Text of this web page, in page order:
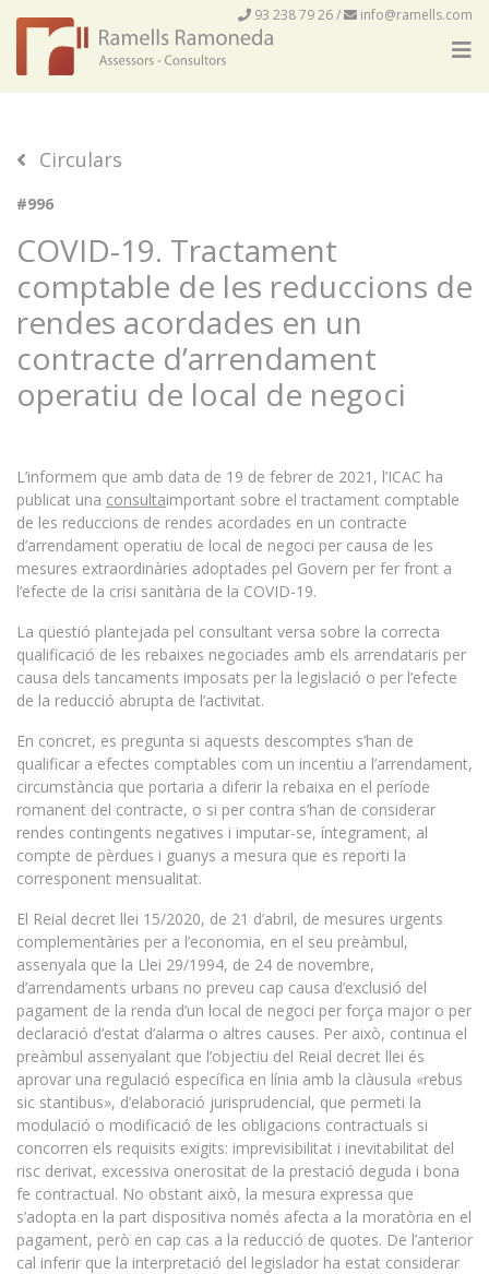
93 238 79 26/ info@ramells.com
Circulars
#996
COVID-19. Tractament
comptable de les reduccions de
rendes acordades en un
contracte d’arrendament
operatiu de local de negoci
L’informem que amb data de 19 de febrer de 2021, l’ICAC ha
publicat una consultaimportant sobre el tractament comptable
de les reduccions de rendes acordades en un contracte
d’arrendament operatiu de local de negoci per causa de les
mesures extraordinàries adoptades pel Govern per fer front a
l’efecte de la crisi sanitària de la COVID-19.
La qüestió plantejada pel consultant versa sobre la correcta
qualificació de les rebaixes negociades amb els arrendataris per
causa dels tancaments imposats per la legislació o per l’efecte
de la reducció abrupta de l’activitat.
En concret, es pregunta si aquests descomptes s’han de
qualificar a efectes comptables com un incentiu a l’arrendament,
circumstància que portaria a diferir la rebaixa en el període
romanent del contracte, o si per contra s’han de considerar
rendes contingents negatives i imputar-se, íntegrament, al
compte de pèrdues i guanys a mesura que es reporti la
corresponent mensualitat.
El Reial decret llei 15/2020, de 21 d’abril, de mesures urgents
complementàries per a l’economia, en el seu preàmbul,
assenyala que la Llei 29/1994, de 24 de novembre,
d’arrendaments urbans no preveu cap causa d’exclusió del
pagament de la renda d’un local de negoci per força major o per
declaració d’estat d’alarma o altres causes. Per això, continua el
preàmbul assenyalant que l’objectiu del Reial decret llei és
aprovar una regulació específica en línia amb la clàusula «rebus
sic stantibus», d’elaboració jurisprudencial, que permeti la
modulació o modificació de les obligacions contractuals si
concorren els requisits exigits: imprevisibilitat i inevitabilitat del
risc derivat, excessiva onerositat de la prestació deguda i bona
fe contractual. No obstant això, la mesura expressa que
s’adopta en la part dispositiva només afecta a la moratòria en el
pagament, però en cap cas a la reducció de quotes. De l’anterior
cal inferir que la interpretació del legislador ha estat considerar